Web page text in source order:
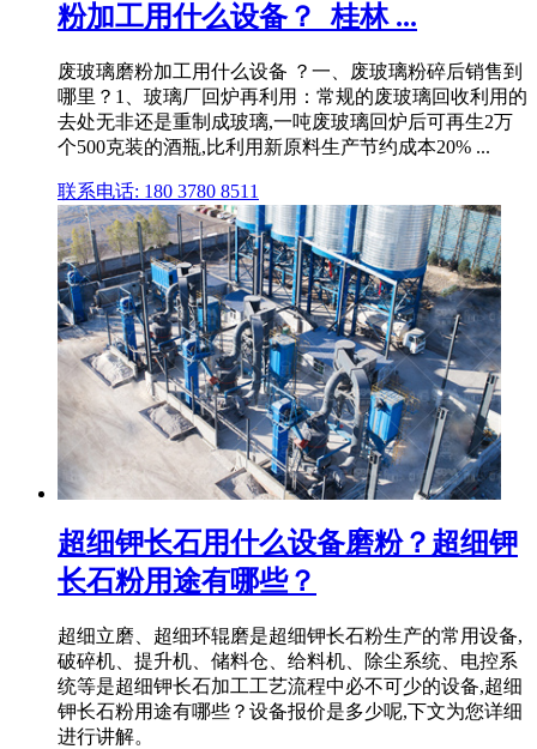
粉加工用什么设备？_桂林 ...
废玻璃磨粉加工用什么设备 ？一、废玻璃粉碎后销售到
哪里？1、玻璃厂回炉再利用：常规的废玻璃回收利用的
去处无非还是重制成玻璃,一吨废玻璃回炉后可再生2万
个500克装的酒瓶,比利用新原料生产节约成本20% ...
联系电话: 180 3780 8511
超细钾长石用什么设备磨粉？超细钾
长石粉用途有哪些？
超细立磨、超细环辊磨是超细钾长石粉生产的常用设备,
破碎机、提升机、储料仓、给料机、除尘系统、电控系
统等是超细钾长石加工工艺流程中必不可少的设备,超细
钾长石粉用途有哪些？设备报价是多少呢,下文为您详细
进行讲解。